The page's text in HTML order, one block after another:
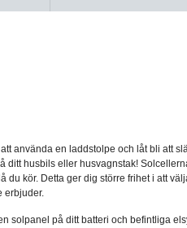
använda en laddstolpe och låt bli att
ditt husbils eller husvagnstak!
du kör. Detta ger dig större frihet i att
erbjuder.
solpanel på ditt batteri och befintliga